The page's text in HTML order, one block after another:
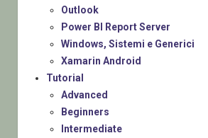
Outlook
Power BI Report Server
Windows, Sistemi e Generici
Xamarin Android
Tutorial
Advanced
Beginners
Intermediate